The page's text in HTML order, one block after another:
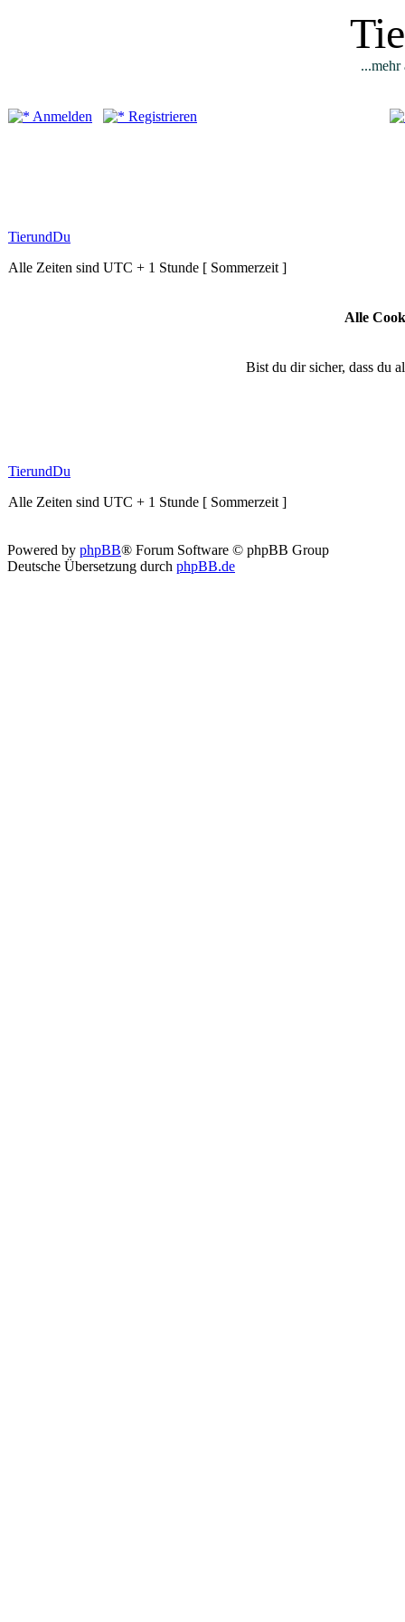
...mehr
Anmelden Registrieren
TierundDu
Alle Zeiten sind UTC + 1 Stunde [ Sommerzeit ]
Alle
Bist du dir sicher, dass du
TierundDu
Alle Zeiten sind UTC + 1 Stunde [ Sommerzeit ]
Powered by phpBB® Forum Software © phpBB Group
Deutsche Übersetzung durch phpBB.de